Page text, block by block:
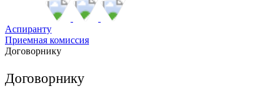
Аспиранту
Приемная комиссия
Договорнику
Договорнику